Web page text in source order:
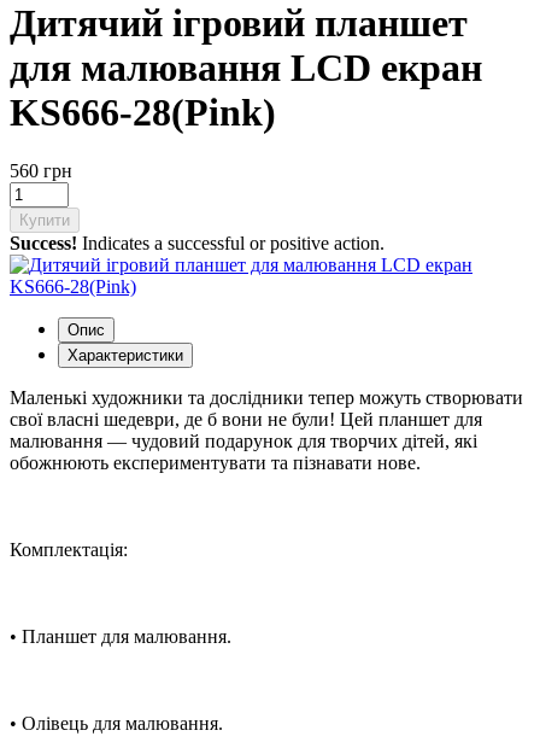
Дитячий ігровий планшет
для малювання LCD екран
KS666-28(Pink)
560 грн
Купити
Success! Indicates a successful or positive action.
Опис
Характеристики
Маленькі художники та дослідники тепер можуть створювати
свої власні шедеври, де б вони не були! Цей планшет для
малювання — чудовий подарунок для творчих дітей, які
обожнюють експериментувати та пізнавати нове.
Комплектація:
• Планшет для малювання.
• Олівець для малювання.